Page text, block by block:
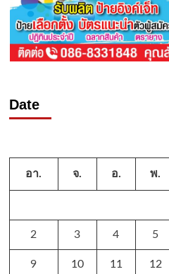
Date
อา. จ. อ. พ.
2 3 4 5
9 10 11 12